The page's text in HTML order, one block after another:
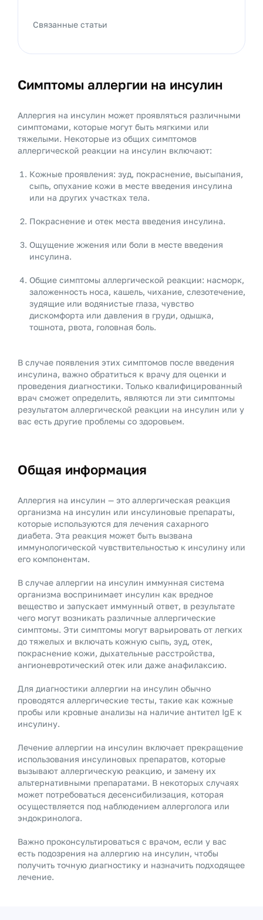
Симптомы аллергии на инсулин
Аллергия на инсулин может проявляться различными
симптомами, которые могут быть мягкими или
тяжелыми. Некоторые из общих симптомов
аллергической реакции на инсулин включают:
Кожные проявления: зуд, покраснение, высыпания,
сыпь, опухание кожи в месте введения инсулина
или на других участках тела.
Покраснение и отек места введения инсулина.
Ощущение жжения или боли в месте введения
инсулина.
Общие симптомы аллергической реакции: насморк,
заложенность носа, кашель, чихание, слезотечение,
зудящие или водянистые глаза, чувство
дискомфорта или давления в груди, одышка,
тошнота, рвота, головная боль.
В случае появления этих симптомов после введения
инсулина, важно обратиться к врачу для оценки и
проведения диагностики. Только квалифицированный
врач сможет определить, являются ли эти симптомы
результатом аллергической реакции на инсулин или у
вас есть другие проблемы со здоровьем.
Общая информация
Аллергия на инсулин — это аллергическая реакция
организма на инсулин или инсулиновые препараты,
которые используются для лечения сахарного
диабета. Эта реакция может быть вызвана
иммунологической чувствительностью к инсулину или
его компонентам.
В случае аллергии на инсулин иммунная система
организма воспринимает инсулин как вредное
вещество и запускает иммунный ответ, в результате
чего могут возникать различные аллергические
симптомы. Эти симптомы могут варьировать от легких
до тяжелых и включать кожную сыпь, зуд, отек,
покраснение кожи, дыхательные расстройства,
ангионевротический отек или даже анафилаксию.
Для диагностики аллергии на инсулин обычно
проводятся аллергические тесты, такие как кожные
пробы или кровные анализы на наличие антител IgE к
инсулину.
Лечение аллергии на инсулин включает прекращение
использования инсулиновых препаратов, которые
вызывают аллергическую реакцию, и замену их
альтернативными препаратами. В некоторых случаях
может потребоваться десенсибилизация, которая
осуществляется под наблюдением аллерголога или
эндокринолога.
Важно проконсультироваться с врачом, если у вас
есть подозрения на аллергию на инсулин, чтобы
получить точную диагностику и назначить подходящее
лечение.
Связанные статьи